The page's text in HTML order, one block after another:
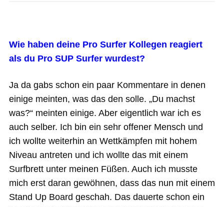
Wie haben deine Pro Surfer Kollegen reagiert
als du Pro SUP Surfer wurdest?
Ja da gabs schon ein paar Kommentare in denen
einige meinten, was das den solle. „Du machst
was?“ meinten einige. Aber eigentlich war ich es
auch selber. Ich bin ein sehr offener Mensch und
ich wollte weiterhin an Wettkämpfen mit hohem
Niveau antreten und ich wollte das mit einem
Surfbrett unter meinen Füßen. Auch ich musste
mich erst daran gewöhnen, dass das nun mit einem
Stand Up Board geschah. Das dauerte schon ein